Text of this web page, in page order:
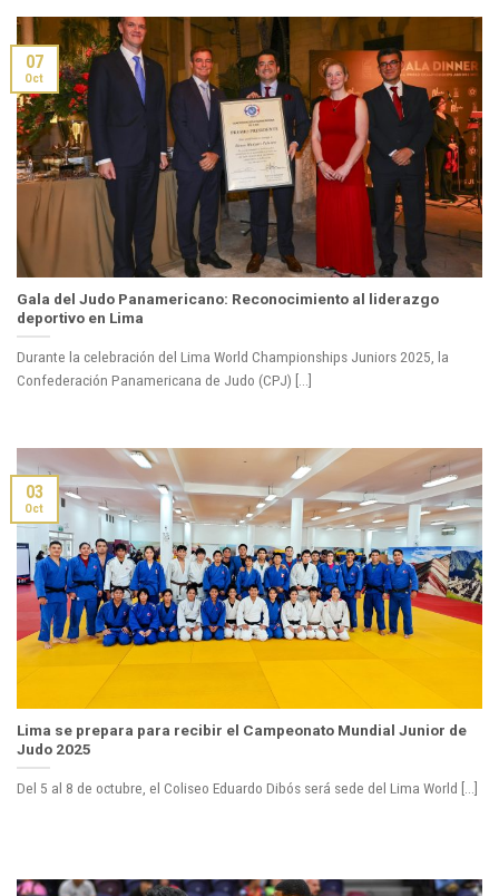
Gala del Judo Panamericano: Reconocimiento al liderazgo
deportivo en Lima
Durante la celebración del Lima World Championships Juniors 2025, la
Confederación Panamericana de Judo (CPJ) [...]
07
Oct
Lima se prepara para recibir el Campeonato Mundial Junior de
Judo 2025
Del 5 al 8 de octubre, el Coliseo Eduardo Dibós será sede del Lima World [...]
03
Oct